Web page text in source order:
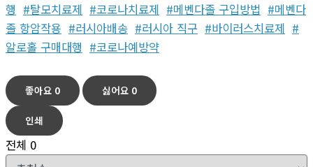
행 #탈모치료제 #코로나치료제 #메벤다졸 구입방법 #메벤다
졸 항암작용 #러시아배송 #러시아 직구 #바이러스치료제 #
알로홀 구매대행 #코로나예방약
좋아요 0 싫어요 0
인쇄
전체 0